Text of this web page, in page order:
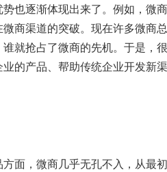
逐渐体现出来了。例如，微
商渠道的突破。现在许多微商
就抢占了微商的先机。于是，
的产品、帮助传统企业开发新
，微商几乎无孔不入，从最